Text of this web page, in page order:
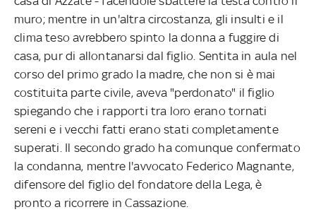
muro; mentre in un'altra circostanza, gli insulti e il
clima teso avrebbero spinto la donna a fuggire di
casa, pur di allontanarsi dal figlio. Sentita in aula nel
corso del primo grado la madre, che non si è mai
costituita parte civile, aveva "perdonato" il figlio
spiegando che i rapporti tra loro erano tornati
sereni e i vecchi fatti erano stati completamente
superati. Il secondo grado ha comunque confermato
la condanna, mentre l'avvocato Federico Magnante,
difensore del figlio del fondatore della Lega, è
pronto a ricorrere in Cassazione.